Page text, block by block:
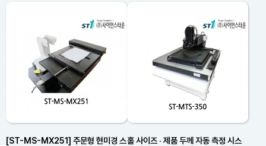
[ST-MS-MX251] 주문형 현미경 스홀 사이즈 · 제품 두께 자동 측정 시스